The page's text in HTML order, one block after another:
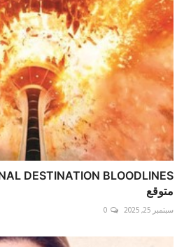
متوقع
سبتمبر 25, 2025 0